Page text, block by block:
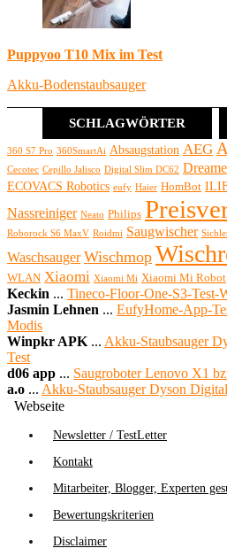
Puppyoo T10 Mix im Test
Akku-Bodenstaubsauger
SCHLAGWÖRTER
360 S7 Pro 360SmartAi Absaugstation AEG
Cecotec Cepillo Jalisco Digital Slim DC62 Dreame
ECOVACS Robotics eufy Haier HomBot
Nassreiniger Neato Philips
Roborock S6 MaxV Roidmi Saugwischer
Waschsauger Wischmop
WLAN Xiaomi Xiaomi Mi Xiaomi Mi Robot
Keckin ... Tineco-Floor-One-S3-Test-
Jasmin Lehnen ... EufyHome-App-
Modis
Winpkr APK ... Akku-Staubsauger
Test
d06 app ... Saugroboter Lenovo X1
a.o ... Akku-Staubsauger Dyson
Webseite
Newsletter / TestLetter
Kontakt
Mitarbeiter, Blogger, Experten
Bewertungskriterien
Disclaimer